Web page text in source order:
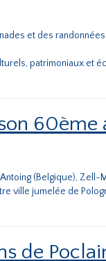
et des
patrimoniaux et
60ème
(Belgique),
ville jumelée de
de